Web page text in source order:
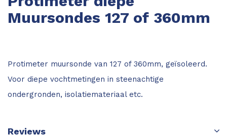
Muursondes 127 of 360mm
Protimeter muursonde van 127 of 360mm, geïsoleerd.
Voor diepe vochtmetingen in steenachtige
ondergronden, isolatiemateriaal etc.
Reviews